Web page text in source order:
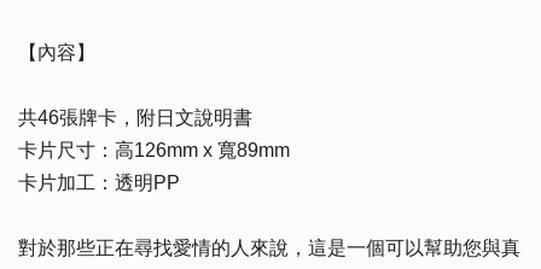
【內容】
共46張牌卡，附日文說明書
卡片尺寸：高126mm x 寬89mm
卡片加工：透明PP
對於那些正在尋找愛情的人來說，這是一個可以幫助您與真